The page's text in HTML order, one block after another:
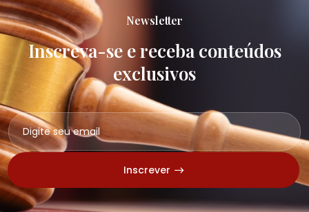
Newsletter
Inscreva-se e receba conteúdos
exclusivos
Inscrever